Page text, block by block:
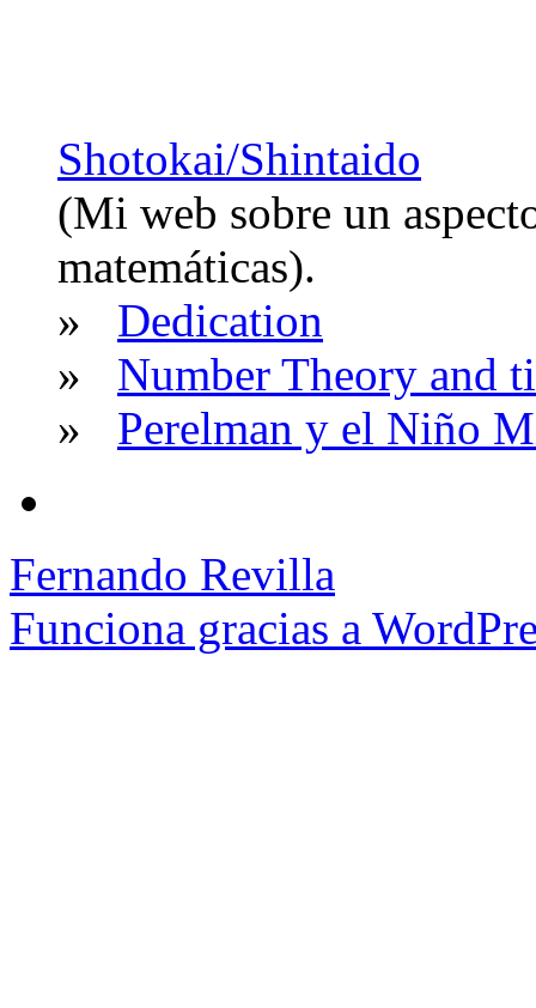
Shotokai/Shintaido
(Mi web sobre un
matemáticas).
» Dedication
» Number Theory and
» Perelman y el Niño
Fernando Revilla
Funciona gracias a